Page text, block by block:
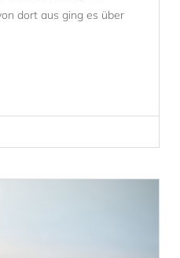
dort aus ging es über